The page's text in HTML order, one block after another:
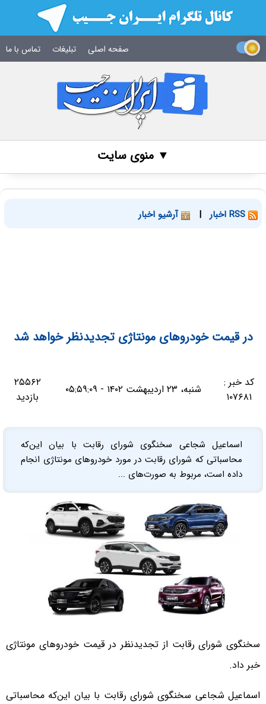
صفحه اصلی تبلیغات تماس با ما
▼ منوی سایت
| آرشیو اخبار
در قیمت‌ خودروهای مونتاژی تجدیدنظر خواهد شد
کد خبر :
۱۰۷۶۸۱
شنبه، ۲۳ اردیبهشت ۱۴۰۲ - ۰۵:۵۹:۰۹
۲۵۵۶۲
بازدید
اسماعیل شجاعی سخنگوی شورای رقابت با بیان این‌که
محاسباتی که شورای رقابت در مورد خودروهای مونتاژی انجام
داده است، مربوط به صورت‌های ...
سخنگوی شورای رقابت از تجدیدنظر در قیمت‌ خودروهای مونتاژی
خبر داد.
اسماعیل شجاعی سخنگوی شورای رقابت با بیان این‌که محاسباتی